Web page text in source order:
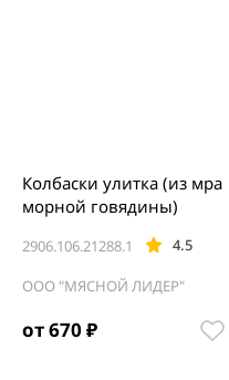
от 670 ₽
2906.106.21288.1 4.5
Колбаски улитка (из мра
морной говядины)
ООО "МЯСНОЙ ЛИДЕР"